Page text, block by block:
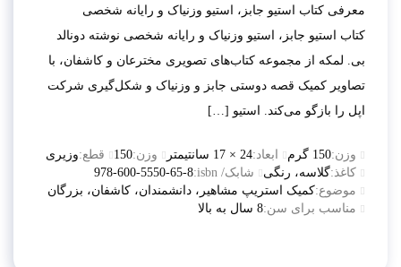
معرفی کتاب استیو جابز، استیو وزنیاک و رایانه شخصی
کتاب استیو جابز، استیو وزنیاک و رایانه شخصی نوشته دونالد
بی. لمکه از مجموعه کتاب‌های تصویری مخترعان و کاشفان، با
تصاویر کمیک قصه دوستی جابز و وزنیاک و شکل‌گیری شرکت
اپل را بازگو می‌کند. استیو […]
وزن:150 گرم ابعاد:24 × 17 سانتیمتر وزن:150 قطع:وزیری
کاغذ:گلاسه، رنگی شابک/ isbn:
978-600-5550-65-8
موضوع:کمیک استریپ مشاهیر، دانشمندان، کاشفان، بزرگان
مناسب برای سن:8 سال به بالا